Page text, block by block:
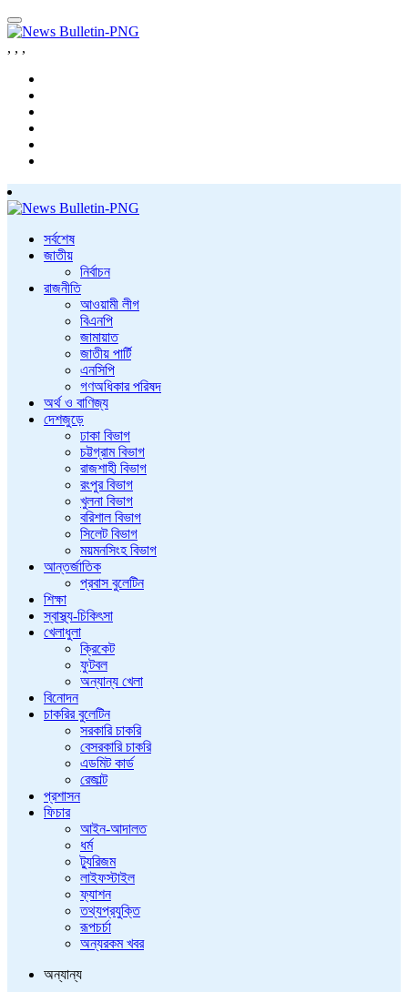
, , ,
সর্বশেষ
জাতীয়
নির্বাচন
রাজনীতি
আওয়ামী লীগ
বিএনপি
জামায়াত
জাতীয় পার্টি
এনসিপি
গণঅধিকার পরিষদ
অর্থ ও বাণিজ্য
দেশজুড়ে
ঢাকা বিভাগ
চট্টগ্রাম বিভাগ
রাজশাহী বিভাগ
রংপুর বিভাগ
খুলনা বিভাগ
বরিশাল বিভাগ
সিলেট বিভাগ
ময়মনসিংহ বিভাগ
আন্তর্জাতিক
প্রবাস বুলেটিন
শিক্ষা
স্বাস্থ্য-চিকিৎসা
খেলাধুলা
ক্রিকেট
ফুটবল
অন্যান্য খেলা
বিনোদন
চাকরির বুলেটিন
সরকারি চাকরি
বেসরকারি চাকরি
এডমিট কার্ড
রেজাল্ট
প্রশাসন
ফিচার
আইন-আদালত
ধর্ম
ট্যুরিজম
লাইফস্টাইল
ফ্যাশন
তথ্যপ্রযুক্তি
রূপচর্চা
অন্যরকম খবর
অন্যান্য